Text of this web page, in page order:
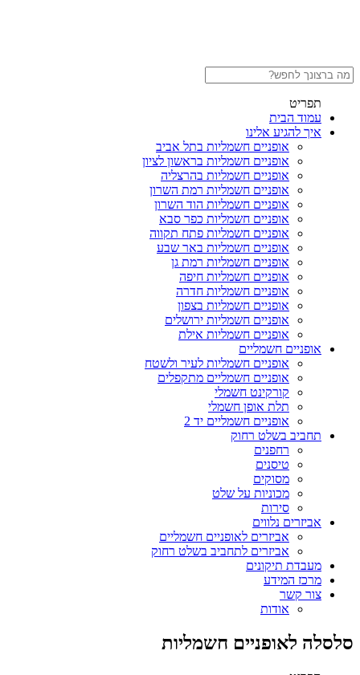
תפריט
עמוד הבית
איך להגיע אלינו
אופניים חשמליות בתל אביב
אופניים חשמליות בראשון לציון
אופניים חשמליות בהרצליה
אופניים חשמליות רמת השרון
אופניים חשמליות הוד השרון
אופניים חשמליות כפר סבא
אופניים חשמליות פתח תקווה
אופניים חשמליות באר שבע
אופניים חשמליות רמת גן
אופניים חשמליות חיפה
אופניים חשמליות חדרה
אופניים חשמליות בצפון
אופניים חשמליות ירושלים
אופניים חשמליות אילת
אופניים חשמליים
אופניים חשמליות לעיר ולשטח
אופניים חשמליים מתקפלים
קורקינט חשמלי
תלת אופן חשמלי
אופניים חשמליים יד 2
תחביב בשלט רחוק
רחפנים
טיסנים
מסוקים
מכוניות על שלט
סירות
אביזרים נלווים
אביזרים לאופניים חשמליים
אביזרים לתחביב בשלט רחוק
מעבדת תיקונים
מרכז המידע
צור קשר
אודות
סלסלה לאופניים חשמליות